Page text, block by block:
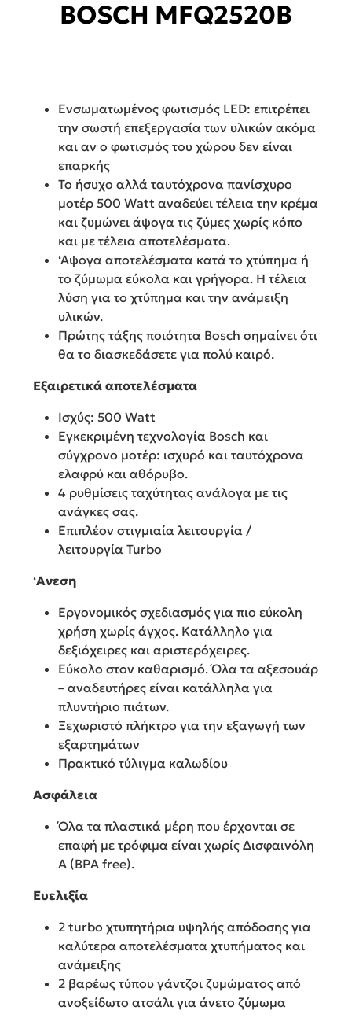
BOSCH MFQ2520B
Ενσωματωμένος φωτισμός LED: επιτρέπει
την σωστή επεξεργασία των υλικών ακόμα
και αν ο φωτισμός του χώρου δεν είναι
επαρκής
Το ήσυχο αλλά ταυτόχρονα πανίσχυρο
μοτέρ 500 Watt αναδεύει τέλεια την κρέμα
και ζυμώνει άψογα τις ζύμες χωρίς κόπο
και με τέλεια αποτελέσματα.
‘Αψογα αποτελέσματα κατά το χτύπημα ή
το ζύμωμα εύκολα και γρήγορα. Η τέλεια
λύση για το χτύπημα και την ανάμειξη
υλικών.
Πρώτης τάξης ποιότητα Bosch σημαίνει ότι
θα το διασκεδάσετε για πολύ καιρό.
Εξαιρετικά αποτελέσματα
Ισχύς: 500 Watt
Εγκεκριμένη τεχνολογία Bosch και
σύγχρονο μοτέρ: ισχυρό και ταυτόχρονα
ελαφρύ και αθόρυβο.
4 ρυθμίσεις ταχύτητας ανάλογα με τις
ανάγκες σας.
Επιπλέον στιγμιαία λειτουργία /
λειτουργία Turbo
‘Ανεση
Εργονομικός σχεδιασμός για πιο εύκολη
χρήση χωρίς άγχος. Κατάλληλο για
δεξιόχειρες και αριστερόχειρες.
Εύκολο στον καθαρισμό. Όλα τα αξεσουάρ
– αναδευτήρες είναι κατάλληλα για
πλυντήριο πιάτων.
Ξεχωριστό πλήκτρο για την εξαγωγή των
εξαρτημάτων
Πρακτικό τύλιγμα καλωδίου
Aσφάλεια
Όλα τα πλαστικά μέρη που έρχονται σε
επαφή με τρόφιμα είναι χωρίς Δισφαινόλη
Α (BPA free).
Eυελιξία
2 turbo χτυπητήρια υψηλής απόδοσης για
καλύτερα αποτελέσματα χτυπήματος και
ανάμειξης
2 βαρέως τύπου γάντζοι ζυμώματος από
ανοξείδωτο ατσάλι για άνετο ζύμωμα